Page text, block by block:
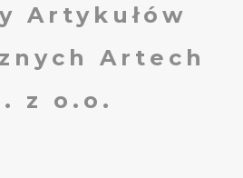
Artykułów
Artech
z o.o.